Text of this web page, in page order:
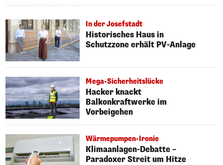
In der Josefstadt
Historisches Haus in
Schutzzone erhält PV-Anlage
Mega-Sicherheitslücke
Hacker knackt
Balkonkraftwerke im
Vorbeigehen
Wärmepumpen-Ironie
Klimaanlagen-Debatte –
Paradoxer Streit um Hitze